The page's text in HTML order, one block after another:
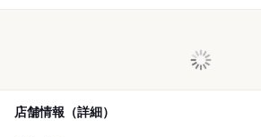
店舗情報（詳細）